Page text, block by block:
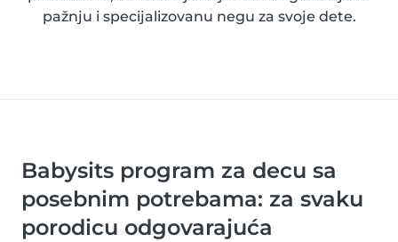
pažnju i specijalizovanu negu za svoje dete.
Babysits program za decu sa
posebnim potrebama: za svaku
porodicu odgovarajuća